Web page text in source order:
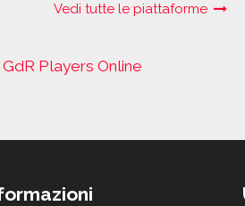
Vedi tutte le piattaforme
GdR Players Online